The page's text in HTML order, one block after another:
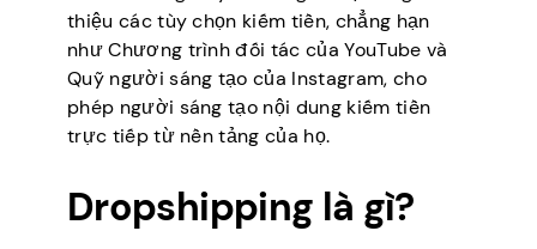
thiệu các tùy chọn kiếm tiền, chẳng hạn
như Chương trình đối tác của YouTube và
Quỹ người sáng tạo của Instagram, cho
phép người sáng tạo nội dung kiếm tiền
trực tiếp từ nền tảng của họ.
Dropshipping là gì?